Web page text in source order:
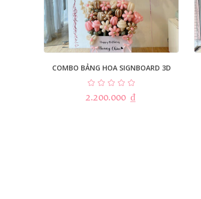
COMBO BẢNG HOA SIGNBOARD 3D
2.200.000 ₫